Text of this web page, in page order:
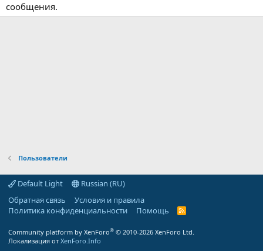
сообщения.
Пользователи
Default Light
Russian (RU)
Обратная связь
Условия и правила
Политика конфиденциальности
Помощь
R
Community platform by XenForo® © 2010-2026 XenForo Ltd.
Локализация от XenForo.Info